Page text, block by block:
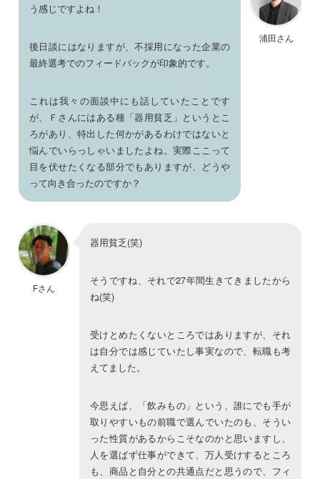
浦田さん
う感じですよね！
後日談にはなりますが、不採用になった企業の
最終選考でのフィードバックが印象的です。
これは我々の面談中にも話していたことです
が、Ｆさんにはある種「器用貧乏」というとこ
ろがあり、特出した何かがあるわけではないと
悩んでいらっしゃいましたよね。実際ここって
目を伏せたくなる部分でもありますが、どうや
って向き合ったのですか？
Fさん
器用貧乏(笑)
そうですね、それで27年間生きてきましたから
ね(笑)
受けとめたくないところではありますが、それ
は自分では感じていたし事実なので、転職も考
えてました。
今思えば、「飲みもの」という、誰にでも手が
取りやすいもの前職で選んでいたのも、そうい
った性質があるからこそなのかと思いますし、
人を選ばず仕事ができて、万人受けするところ
も、商品と自分との共通点だと思うので、フィ